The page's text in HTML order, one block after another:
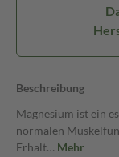
Beschreibung
Magnesium ist ein
normalen
Erhalt… Mehr